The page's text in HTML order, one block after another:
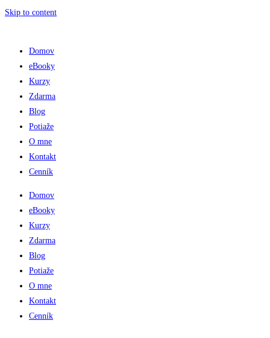
Skip to content
Domov
eBooky
Kurzy
Zdarma
Blog
Potiaže
O mne
Kontakt
Cenník
Domov
eBooky
Kurzy
Zdarma
Blog
Potiaže
O mne
Kontakt
Cenník